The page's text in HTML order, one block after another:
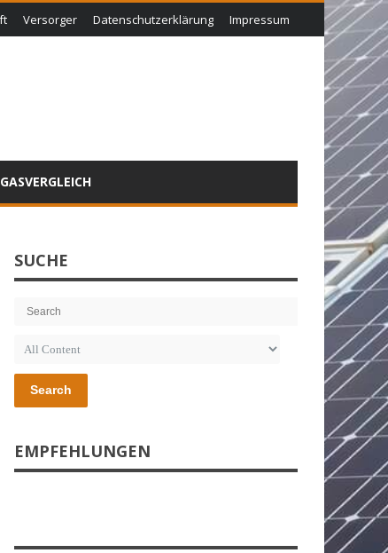
Versorger Datenschutzerklärung Impressum
GASVERGLEICH
SUCHE
Search
EMPFEHLUNGEN